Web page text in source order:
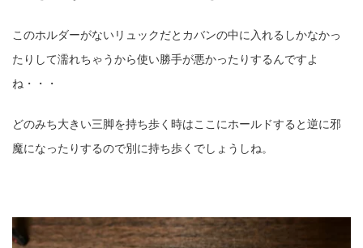
このホルダーがないリュックだとカバンの中に入れるしかなかっ
たりして濡れちゃうから使い勝手が悪かったりするんですよ
ね・・・
どのみち大きい三脚を持ち歩く時はここにホールドすると逆に邪
魔になったりするので別に持ち歩くでしょうしね。